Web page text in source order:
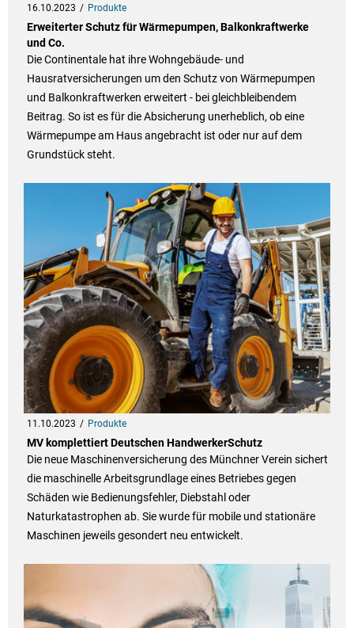
16.10.2023 Produkte
Erweiterter Schutz für Wärmepumpen, Balkonkraftwerke
und Co.
Die Continentale hat ihre Wohngebäude- und
Hausratversicherungen um den Schutz von Wärmepumpen
und Balkonkraftwerken erweitert - bei gleichbleibendem
Beitrag. So ist es für die Absicherung unerheblich, ob eine
Wärmepumpe am Haus angebracht ist oder nur auf dem
Grundstück steht.
11.10.2023 Produkte
MV komplettiert Deutschen HandwerkerSchutz
Die neue Maschinenversicherung des Münchner Verein sichert
die maschinelle Arbeitsgrundlage eines Betriebes gegen
Schäden wie Bedienungsfehler, Diebstahl oder
Naturkatastrophen ab. Sie wurde für mobile und stationäre
Maschinen jeweils gesondert neu entwickelt.